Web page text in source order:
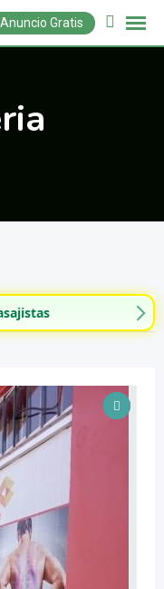
Anuncio Gratis